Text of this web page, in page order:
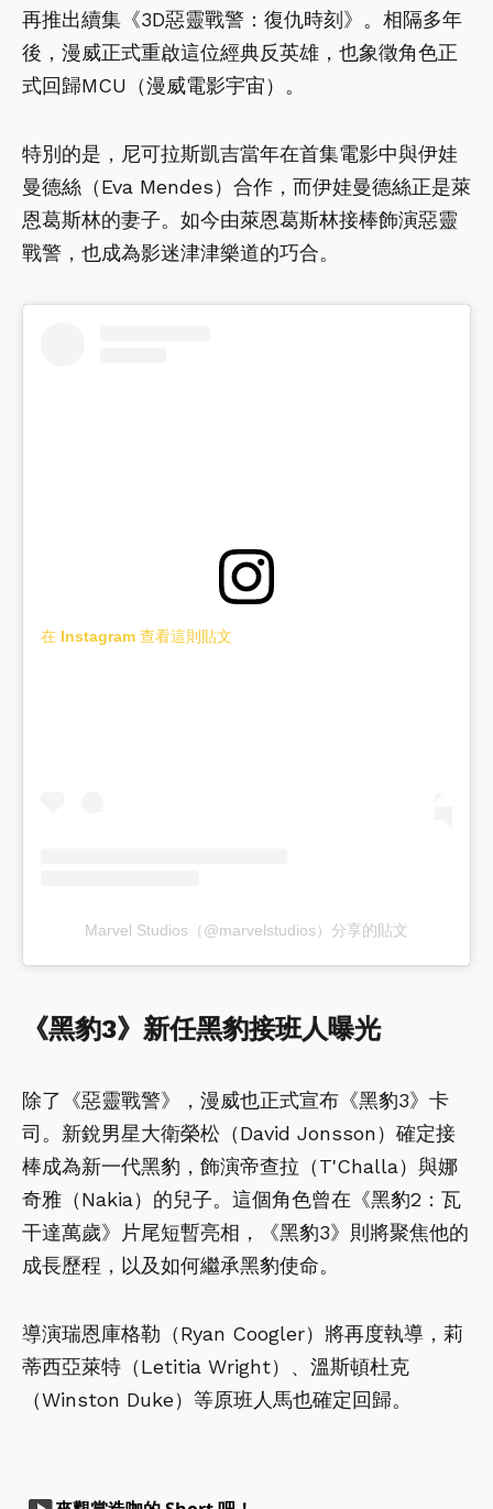
再推出續集《3D惡靈戰警：復仇時刻》。相隔多年
後，漫威正式重啟這位經典反英雄，也象徵角色正
式回歸MCU（漫威電影宇宙）。
特別的是，尼可拉斯凱吉當年在首集電影中與伊娃
曼德絲（Eva Mendes）合作，而伊娃曼德絲正是萊
恩葛斯林的妻子。如今由萊恩葛斯林接棒飾演惡靈
戰警，也成為影迷津津樂道的巧合。
在 Instagram 查看這則貼文
Marvel Studios（@marvelstudios）分享的貼文
《黑豹3》新任黑豹接班人曝光
除了《惡靈戰警》，漫威也正式宣布《黑豹3》卡
司。新銳男星大衛榮松（David Jonsson）確定接
棒成為新一代黑豹，飾演帝查拉（T'Challa）與娜
奇雅（Nakia）的兒子。這個角色曾在《黑豹2：瓦
干達萬歲》片尾短暫亮相，《黑豹3》則將聚焦他的
成長歷程，以及如何繼承黑豹使命。
導演瑞恩庫格勒（Ryan Coogler）將再度執導，莉
蒂西亞萊特（Letitia Wright）、溫斯頓杜克
（Winston Duke）等原班人馬也確定回歸。